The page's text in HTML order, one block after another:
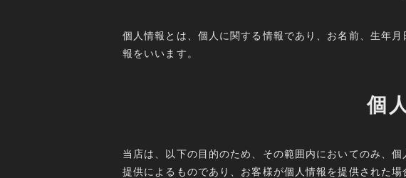
個人情報とは、個人に関する情報であり、お名前、生年
報をいいます。
個
当店は、以下の目的のため、その範囲内においてのみ、
提供によるものであり、お客様が個人情報を提供された